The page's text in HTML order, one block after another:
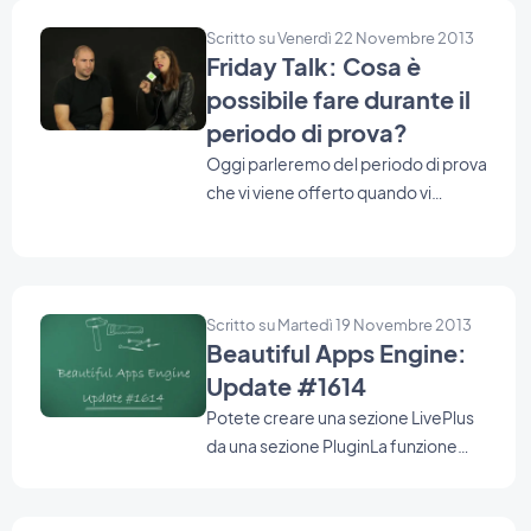
Scritto su Venerdì 22 Novembre 2013
Friday Talk: Cosa è
possibile fare durante il
periodo di prova?
Oggi parleremo del periodo di prova
che vi viene offerto quando vi
Scritto su Martedì 19 Novembre 2013
Beautiful Apps Engine:
Update #1614
Potete creare una sezione LivePlus
da una sezione PluginLa funzione